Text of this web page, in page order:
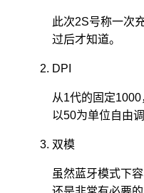
此次2S号称一次
过后才知道。
DPI
从1代的固定
以50为单位自由调
双模
虽然蓝牙模式下